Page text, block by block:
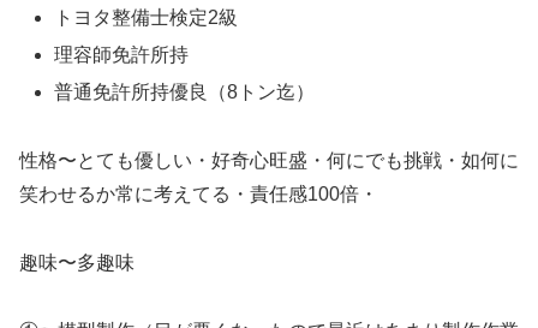
トヨタ整備士検定2級
理容師免許所持
普通免許所持優良（8トン迄）
性格〜とても優しい・好奇心旺盛・何にでも挑戦・如何に
笑わせるか常に考えてる・責任感100倍・
趣味〜多趣味